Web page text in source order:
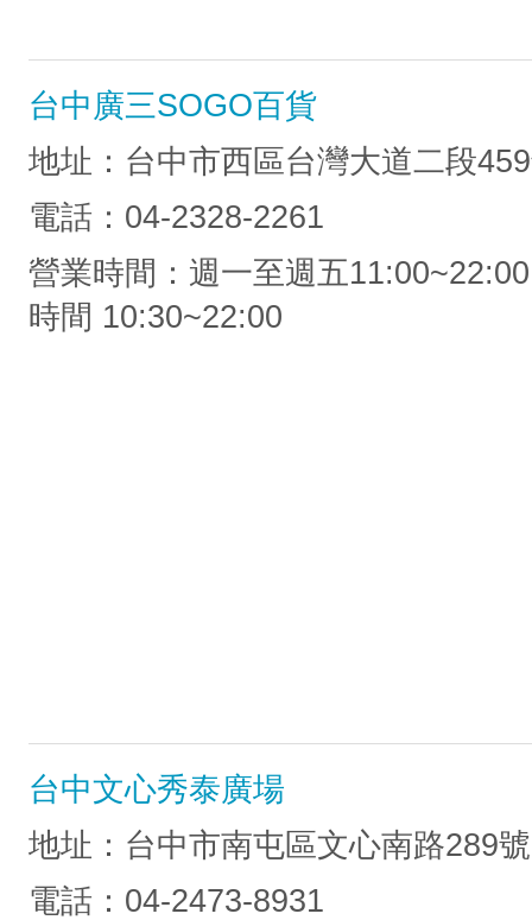
台中廣三SOGO百貨
地址：台中市西區台灣大道二段
電話：04-2328-2261
營業時間：週一至週五
時間 10:30~22:00
台中文心秀泰廣場
地址：台中市南屯區文心南路289
電話：04-2473-8931